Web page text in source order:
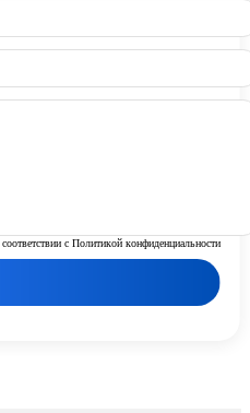
с Политикой конфиденциальности